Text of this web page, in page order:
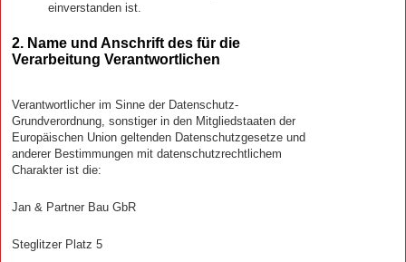
einverstanden ist.
2. Name und Anschrift des für die
Verarbeitung Verantwortlichen
Verantwortlicher im Sinne der Datenschutz-
Grundverordnung, sonstiger in den Mitgliedstaaten der
Europäischen Union geltenden Datenschutzgesetze und
anderer Bestimmungen mit datenschutzrechtlichem
Charakter ist die:
Jan & Partner Bau GbR
Steglitzer Platz 5